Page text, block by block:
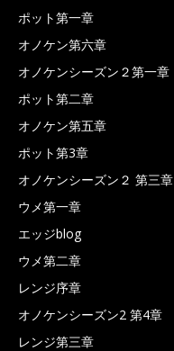
ポット第一章
オノケン第六章
オノケンシーズン２第一章
ポット第二章
オノケン第五章
ポット第3章
オノケンシーズン２ 第三章
ウメ第一章
エッジblog
ウメ第二章
レンジ序章
オノケンシーズン2 第4章
レンジ第三章